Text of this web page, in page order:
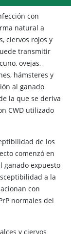
con
natural a
ciervos rojos y
transmitir
ovejas,
hámsteres y
al ganado
la que se deriva
CWD utilizado
de los
comenzó en
ganado expuesto
a la
con
normales del
y ciervos